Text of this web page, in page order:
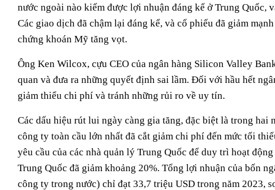
nước ngoài nào kiếm được lợi nhuận đáng kể ở Trung Quốc,
Các giao dịch đã chậm lại đáng kể, và cổ phiếu đã giảm
chứng khoán Mỹ tăng vọt.
Ông Ken Wilcox, cựu CEO của ngân hàng Silicon Valley
quan và đưa ra những quyết định sai lầm. Đối với hầu hết
giảm thiểu chi phí và tránh những rủi ro về uy tín.
Các dấu hiệu rút lui ngày càng gia tăng, đặc biệt là trong hai
công ty toàn cầu lớn nhất đã cắt giảm chi phí đến mức tối
yêu cầu của các nhà quản lý Trung Quốc để duy trì hoạt
Trung Quốc đã giảm khoảng 20%. Tổng lợi nhuận của bốn
công ty trong nước) chỉ đạt 33,7 triệu USD trong năm 2023,